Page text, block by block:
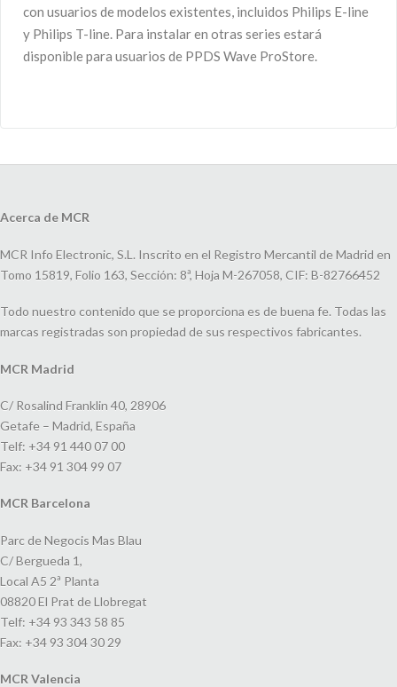
con usuarios de modelos existentes, incluidos Philips E-line
y Philips T-line. Para instalar en otras series estará
disponible para usuarios de PPDS Wave ProStore.
Acerca de MCR
MCR Info Electronic, S.L. Inscrito en el Registro Mercantil de Madrid en
Tomo 15819, Folio 163, Sección: 8ª, Hoja M-267058, CIF: B-82766452
Todo nuestro contenido que se proporciona es de buena fe. Todas las
marcas registradas son propiedad de sus respectivos fabricantes.
MCR Madrid
C/ Rosalind Franklin 40, 28906
Getafe – Madrid, España
Telf: +34 91 440 07 00
Fax: +34 91 304 99 07
MCR Barcelona
Parc de Negocis Mas Blau
C/ Bergueda 1,
Local A5 2ª Planta
08820 El Prat de Llobregat
Telf: +34 93 343 58 85
Fax: +34 93 304 30 29
MCR Valencia